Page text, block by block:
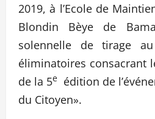
2019, à l’Ecole de
Blondin Bèye de
solennelle de tirage
éliminatoires consacrant
de la 5e
édition de
du Citoyen».